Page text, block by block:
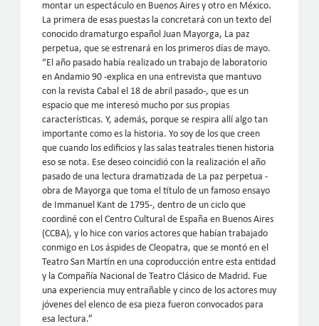
montar un espectáculo en Buenos Aires y otro en México.
La primera de esas puestas la concretará con un texto del
conocido dramaturgo español Juan Mayorga, La paz
perpetua, que se estrenará en los primeros días de mayo.
“El año pasado había realizado un trabajo de laboratorio
en Andamio 90 -explica en una entrevista que mantuvo
con la revista Cabal el 18 de abril pasado-, que es un
espacio que me interesó mucho por sus propias
características. Y, además, porque se respira allí algo tan
importante como es la historia. Yo soy de los que creen
que cuando los edificios y las salas teatrales tienen historia
eso se nota. Ese deseo coincidió con la realización el año
pasado de una lectura dramatizada de La paz perpetua -
obra de Mayorga que toma el título de un famoso ensayo
de Immanuel Kant de 1795-, dentro de un ciclo que
coordiné con el Centro Cultural de España en Buenos Aires
(CCBA), y lo hice con varios actores que habían trabajado
conmigo en Los áspides de Cleopatra, que se montó en el
Teatro San Martín en una coproducción entre esta entidad
y la Compañía Nacional de Teatro Clásico de Madrid. Fue
una experiencia muy entrañable y cinco de los actores muy
jóvenes del elenco de esa pieza fueron convocados para
esa lectura.”